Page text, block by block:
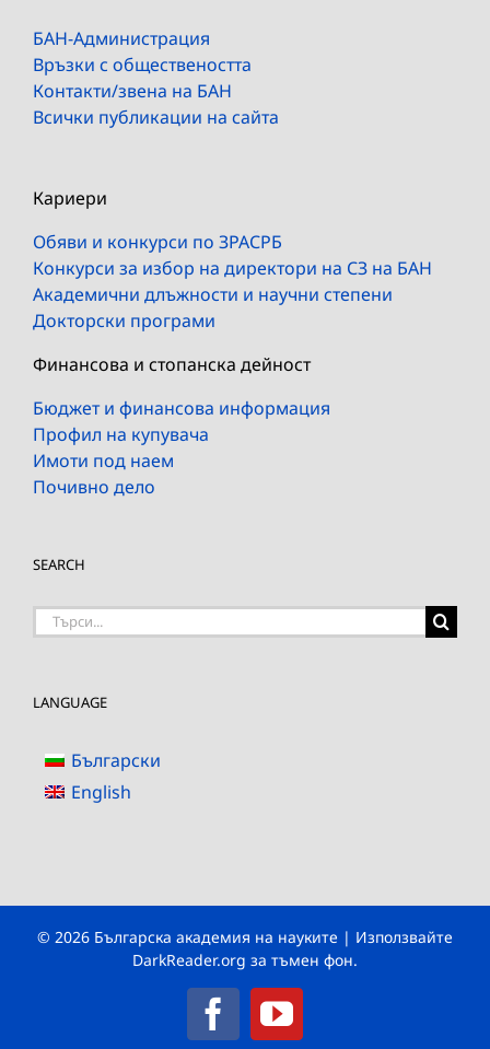
БАН-Администрация
Връзки с обществеността
Контакти/звена на БАН
Всички публикации на сайта
Кариери
Обяви и конкурси по ЗРАСРБ
Конкурси за избор на директори на СЗ на БАН
Академични длъжности и научни степени
Докторски програми
Финансова и стопанска дейност
Бюджет и финансова информация
Профил на купувача
Имоти под наем
Почивно дело
SEARCH
Търсене
LANGUAGE
Български
English
© 2026 Българска академия на науките | Използвайте
DarkReader.org за тъмен фон.
FacebookYouTube